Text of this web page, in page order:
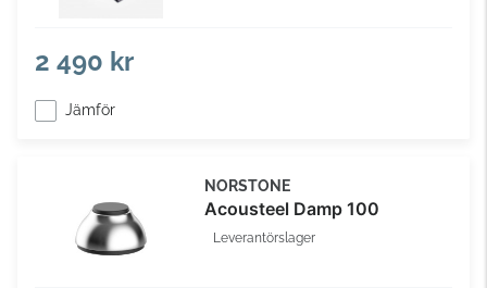
2 490 kr
Jämför
NORSTONE
Acousteel Damp 100
Leverantörslager